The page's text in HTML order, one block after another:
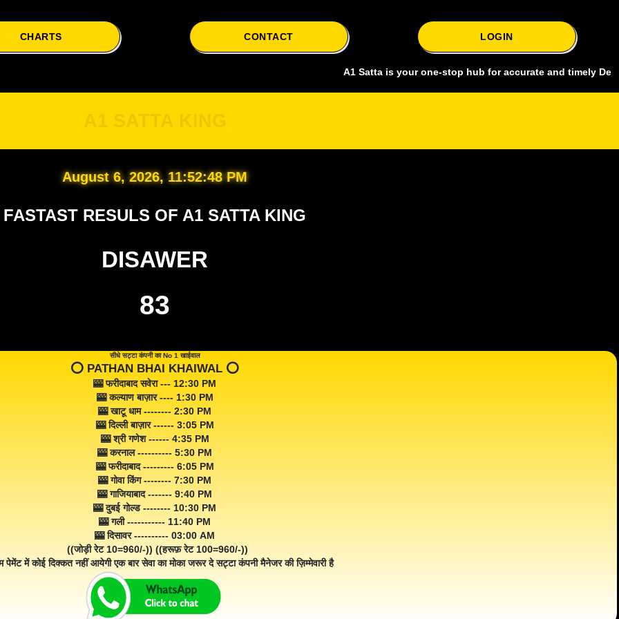
CHARTS CONTACT LOGIN
A1 Satta is your one-stop hub for accurate and timely Delhi
August 6, 2026, 11:52:49 PM
FASTAST RESULS OF A1 SATTA KING
DISAWER
83
सीधे सट्टा कंपनी का No 1 खाईवाल
⭕️ PATHAN BHAI KHAIWAL ⭕️
🎰 फरीदाबाद सवेरा --- 12:30 PM
🎰 कल्याण बाज़ार ---- 1:30 PM
🎰 खाटू धाम -------- 2:30 PM
🎰 दिल्ली बाज़ार ------ 3:05 PM
🎰 श्री गणेश ------ 4:35 PM
🎰 करनाल ---------- 5:30 PM
🎰 फरीदाबाद --------- 6:05 PM
🎰 गोवा किंग -------- 7:30 PM
🎰 गाजियाबाद ------- 9:40 PM
🎰 दुबई गोल्ड -------- 10:30 PM
🎰 गली ----------- 11:40 PM
🎰 दिसावर ---------- 03:00 AM
((जोड़ी रेट 10=960/-)) ((हरूफ़ रेट 100=960/-))
पेमेंट में कोई दिक्कत नहीं आयेगी एक बार सेवा का मोका जरूर दे सट्टा कंपनी मैनेजर की ज़िम्मेवारी है